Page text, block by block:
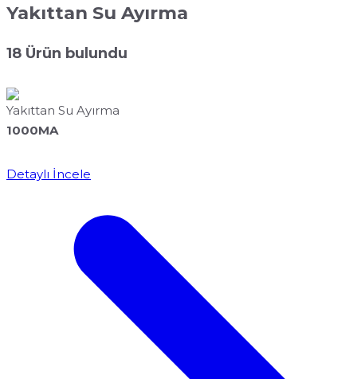
Yakıttan Su Ayırma
18 Ürün bulundu
Yakıttan Su Ayırma
1000MA
Detaylı İncele